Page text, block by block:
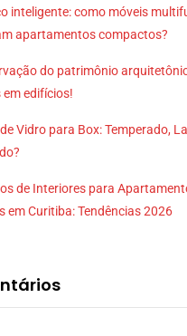
inteligente: como móveis
apartamentos compactos?
do patrimônio
edifícios!
Vidro para Box: Temperado,
de Interiores para
em Curitiba: Tendências 2026